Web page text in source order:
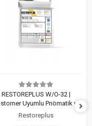
RESTOREPLUS W/O-32 |
Uyumlu Pnömatik ve
Şartlandırıcı Yağ (5 Lt)
Restoreplus